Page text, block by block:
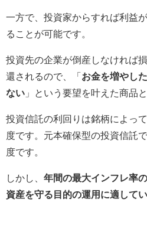
一方で、投資家からすれば利益
ることが可能です。
投資先の企業が倒産しなければ
還されるので、「 お金を増やし
ない 」という要望を叶えた商品
投資信託の利回りは銘柄によっ
度です。元本確保型の投資信託
度です。
しかし、 年間の最大インフレ率
資産を守る目的の運用に適してい